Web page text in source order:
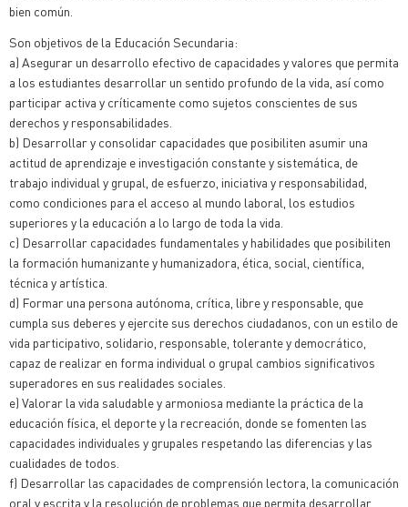
bien común.
Son objetivos de la Educación Secundaria:
a) Asegurar un desarrollo efectivo de capacidades y valores que permita
a los estudiantes desarrollar un sentido profundo de la vida, así como
participar activa y críticamente como sujetos conscientes de sus
derechos y responsabilidades.
b) Desarrollar y consolidar capacidades que posibiliten asumir una
actitud de aprendizaje e investigación constante y sistemática, de
trabajo individual y grupal, de esfuerzo, iniciativa y responsabilidad,
como condiciones para el acceso al mundo laboral, los estudios
superiores y la educación a lo largo de toda la vida.
c) Desarrollar capacidades fundamentales y habilidades que posibiliten
la formación humanizante y humanizadora, ética, social, científica,
técnica y artística.
d) Formar una persona autónoma, crítica, libre y responsable, que
cumpla sus deberes y ejercite sus derechos ciudadanos, con un estilo de
vida participativo, solidario, responsable, tolerante y democrático,
capaz de realizar en forma individual o grupal cambios significativos
superadores en sus realidades sociales.
e) Valorar la vida saludable y armoniosa mediante la práctica de la
educación física, el deporte y la recreación, donde se fomenten las
capacidades individuales y grupales respetando las diferencias y las
cualidades de todos.
f) Desarrollar las capacidades de comprensión lectora, la comunicación
oral y escrita y la resolución de problemas que permita desarrollar